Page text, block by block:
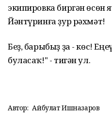
экипировка биргән
Йәнтүринға ҙур рәхмәт!
Беҙ, барыбыҙ ҙа - көс!
буласаҡ!" - тигән ул.
Автор: Айбулат Ишназаров